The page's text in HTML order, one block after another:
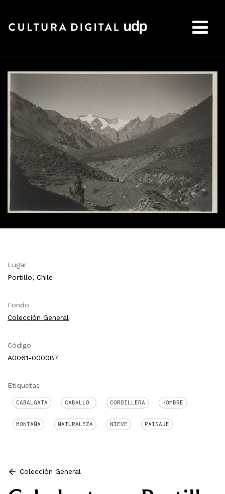
Lugar
Portillo, Chile
Fondo
Colección General
Código
A0061-000087
Etiquetas
CABALGATA CABALLO. CORDILLERA HOMBRE
MONTAÑA NATURALEZA NIEVE PAISAJE
Colección General